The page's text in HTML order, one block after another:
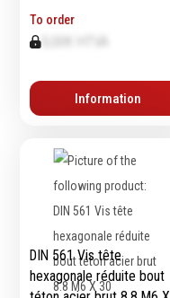
To order
0,00€ HTVA
Information
DIN 561 Vis tête
hexagonale réduite bout